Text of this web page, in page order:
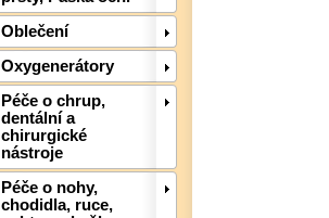
Oblečení
Oxygenerátory
Péče o chrup,
dentální a
chirurgické
nástroje
Péče o nohy,
chodidla, ruce,